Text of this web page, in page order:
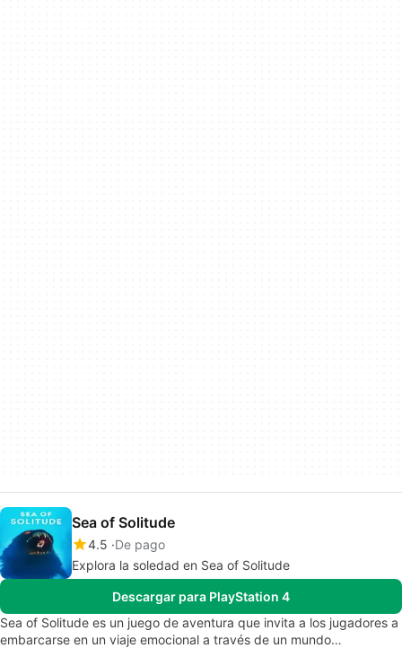
Sea of Solitude
4.5 De pago
Explora la soledad en Sea of Solitude
Descargar para PlayStation 4
Sea of Solitude es un juego de aventura que invita a los jugadores a
embarcarse en un viaje emocional a través de un mundo…